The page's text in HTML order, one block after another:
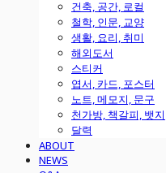
건축, 공간, 로컬
철학, 인문, 교양
생활, 요리, 취미
해외도서
스티커
엽서, 카드, 포스터
노트, 메모지, 문구
천가방, 책갈피, 뱃지
달력
ABOUT
NEWS